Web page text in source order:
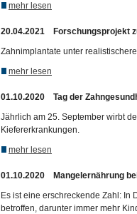
mehr lesen
20.04.2021 Forschungsprojekt
Zahnimplantate unter
mehr lesen
01.10.2020 Tag der
Jährlich am 25. September wirbt
Kiefererkrankungen.
mehr lesen
01.10.2020 Mangelernährung
Es ist eine erschreckende Zahl:
betroffen, darunter immer mehr